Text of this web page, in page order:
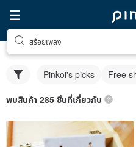
สร้อยเพลง
Pinkoi's picks Free
พบสินค้า 285 ชิ้นที่เกี่ยวกับ